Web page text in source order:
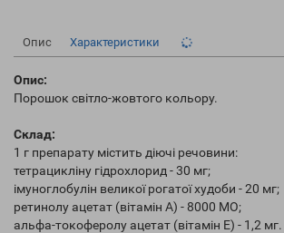
Опис Характеристики
Опис:
Порошок світло-жовтого кольору.
Склад:
1 г препарату містить діючі речовини:
тетрацикліну гідрохлорид - 30 мг;
імуноглобулін великої рогатої худоби - 20 мг;
ретинолу ацетат (вітамін А) - 8000 МО;
альфа-токоферолу ацетат (вітамін Е) - 1,2 мг.